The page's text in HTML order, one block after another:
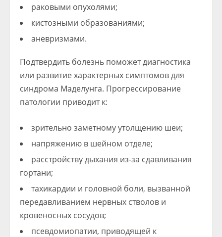
раковыми опухолями;
кистозными образованиями;
аневризмами.
Подтвердить болезнь поможет диагностика
или развитие характерных симптомов для
синдрома Маделунга. Прогрессирование
патологии приводит к:
зрительно заметному утолщению шеи;
напряжению в шейном отделе;
расстройству дыхания из-за сдавливания
гортани;
тахикардии и головной боли, вызванной
передавливанием нервных стволов и
кровеносных сосудов;
псевдомиопатии, приводящей к